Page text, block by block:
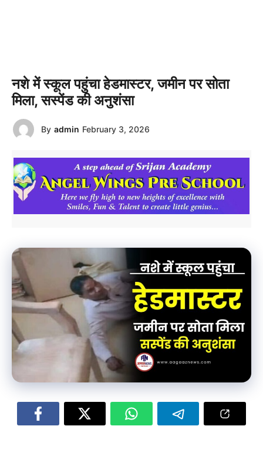
नशे में स्कूल पहुंचा हेडमास्टर, जमीन पर सोता
मिला, सस्पेंड की अनुशंसा
By admin February 3, 2026